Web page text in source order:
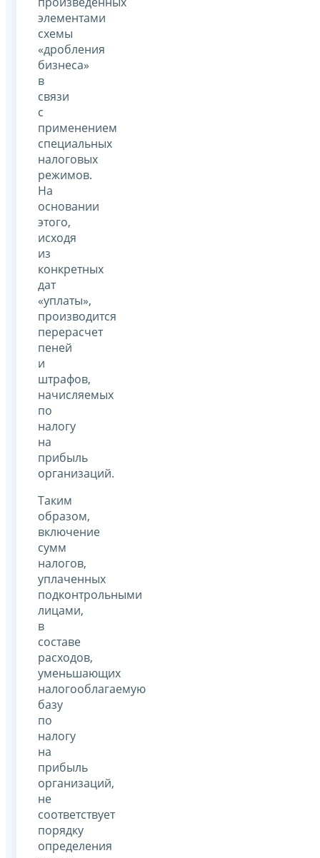
элементами
схемы
«дробления
бизнеса»
в
связи
с
применением
специальных
налоговых
режимов.
На
основании
этого,
исходя
из
конкретных
дат
«уплаты»,
производится
перерасчет
пеней
и
штрафов,
начисляемых
по
налогу
на
прибыль
организаций.
Таким
образом,
включение
сумм
налогов,
уплаченных
подконтрольными
лицами,
в
составе
расходов,
уменьшающих
налогооблагаемую
базу
по
налогу
на
прибыль
организаций,
не
соответствует
порядку
определения